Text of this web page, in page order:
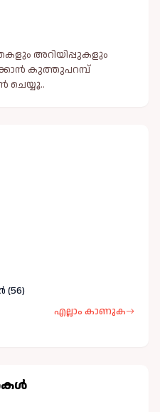
അറിയിപ്പുകളും
കുത്തുപറമ്പ്
ചെയ്യൂ..
എല്ലാം കാണുക